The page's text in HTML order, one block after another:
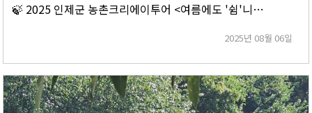
🍃 2025 인제군 농촌크리에이투어 <여름에도 '쉼'니다.> 후기 ✨
2025년 08월 06일